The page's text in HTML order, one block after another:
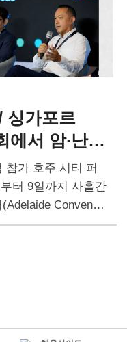
싱가포르
에서 암∙난임
참가 호주 시티 퍼
터 9일까지 사흘간
Conventio
드 난임학회(The F